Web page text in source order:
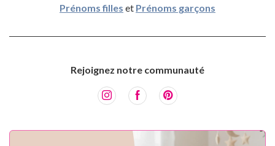
Prénoms filles et Prénoms garçons
Rejoignez notre communauté